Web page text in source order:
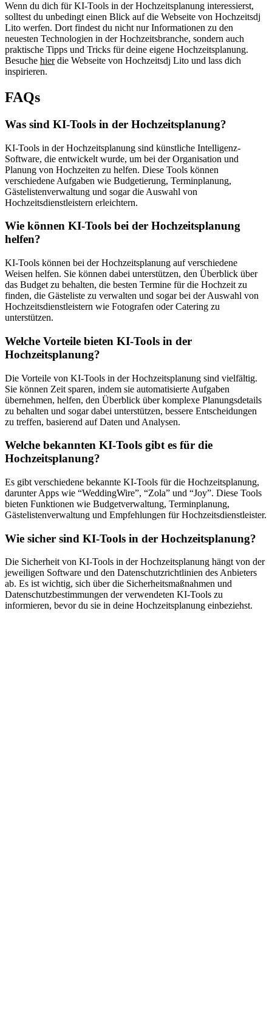
Wenn du dich für KI-Tools in der Hochzeitsplanung interessierst,
solltest du unbedingt einen Blick auf die Webseite von Hochzeitsdj
Lito werfen. Dort findest du nicht nur Informationen zu den
neuesten Technologien in der Hochzeitsbranche, sondern auch
praktische Tipps und Tricks für deine eigene Hochzeitsplanung.
Besuche hierdie Webseite von Hochzeitsdj Lito und lass dich
inspirieren.
FAQs
Was sind KI-Tools in der Hochzeitsplanung?
KI-Tools in der Hochzeitsplanung sind künstliche Intelligenz-
Software, die entwickelt wurde, um bei der Organisation und
Planung von Hochzeiten zu helfen. Diese Tools können
verschiedene Aufgaben wie Budgetierung, Terminplanung,
Gästelistenverwaltung und sogar die Auswahl von
Hochzeitsdienstleistern erleichtern.
Wie können KI-Tools bei der Hochzeitsplanung
helfen?
KI-Tools können bei der Hochzeitsplanung auf verschiedene
Weisen helfen. Sie können dabei unterstützen, den Überblick über
das Budget zu behalten, die besten Termine für die Hochzeit zu
finden, die Gästeliste zu verwalten und sogar bei der Auswahl von
Hochzeitsdienstleistern wie Fotografen oder Catering zu
unterstützen.
Welche Vorteile bieten KI-Tools in der
Hochzeitsplanung?
Die Vorteile von KI-Tools in der Hochzeitsplanung sind vielfältig.
Sie können Zeit sparen, indem sie automatisierte Aufgaben
übernehmen, helfen, den Überblick über komplexe Planungsdetails
zu behalten und sogar dabei unterstützen, bessere Entscheidungen
zu treffen, basierend auf Daten und Analysen.
Welche bekannten KI-Tools gibt es für die
Hochzeitsplanung?
Es gibt verschiedene bekannte KI-Tools für die Hochzeitsplanung,
darunter Apps wie “WeddingWire”, “Zola” und “Joy”. Diese Tools
bieten Funktionen wie Budgetverwaltung, Terminplanung,
Gästelistenverwaltung und Empfehlungen für Hochzeitsdienstleister.
Wie sicher sind KI-Tools in der Hochzeitsplanung?
Die Sicherheit von KI-Tools in der Hochzeitsplanung hängt von der
jeweiligen Software und den Datenschutzrichtlinien des Anbieters
ab. Es ist wichtig, sich über die Sicherheitsmaßnahmen und
Datenschutzbestimmungen der verwendeten KI-Tools zu
informieren, bevor du sie in deine Hochzeitsplanung einbeziehst.